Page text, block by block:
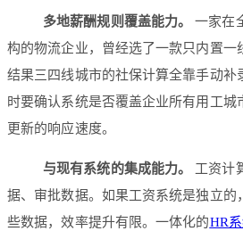
多地薪酬规则覆盖能力。
一家在
构的物流企业，曾经选了一款只内置一
结果三四线城市的社保计算全靠手动补
时要确认系统是否覆盖企业所有用工城
更新的响应速度。
与现有系统的集成能力。
工资计
据、审批数据。如果工资系统是独立的
些数据，效率提升有限。一体化的HR